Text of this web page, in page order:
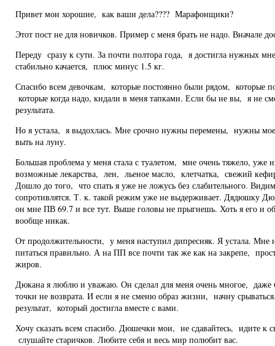
Привет мои хорошие, как ваши дела???? Марафонщики?
Этот пост не для новичков. Пример с меня брать не надо. Вначале
Переду сразу к сути. За почти полтора года, я достигла нужных
стабильно качается, плюс минус 1.5 кг.
Спасибо всем девочкам, которые постоянно были рядом, которые
которые когда надо, кидали в меня тапками. Если бы не вы, я не
результата.
Но я устала, я выдохлась. Мне срочно нужны перемены, нужны
выть на луну.
Большая проблема у меня стала с туалетом, мне очень тяжело, уже
возможные лекарства, лен, льеное масло, клетчатка, свежий
Дошло до того, что спать я уже не ложусь без слабительного.
сопротивлятся. Т. к. такой режим уже не выдерживает. Дядюшку
он мне ПВ 69.7 и все тут. Выше головы не прыгнешь. Хоть я его и
вообще никак.
От продолжительности, у меня наступил дипресняк. Я устала.
питаться правильно. А на ПП все почти так же как на закрепе,
жиров.
Дюкана я люблю и уважаю. Он сделал для меня очень многое, даже
точки не возврата. И если я не сменю образ жизни, начну
результат, который достигла вместе с вами.
Хочу сказать всем спасибо. Дюшечки мои, не сдавайтесь, идите к
слушайте старичков. Любите себя и весь мир полюбит вас.